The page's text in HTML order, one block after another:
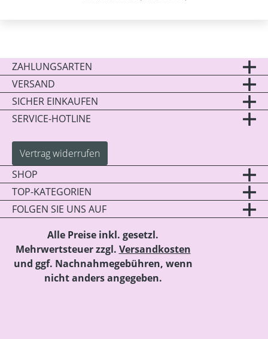
ZAHLUNGSARTEN
VERSAND
SICHER EINKAUFEN
SERVICE-HOTLINE
Vertrag widerrufen
SHOP
TOP-KATEGORIEN
FOLGEN SIE UNS AUF
Alle Preise inkl. gesetzl.
Mehrwertsteuer zzgl. Versandkosten
und ggf. Nachnahmegebühren, wenn
nicht anders angegeben.